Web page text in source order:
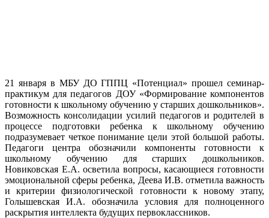
21 января в МБУ ДО ГППЦ «Потенциал» прошел семинар-
практикум для педагогов ДОУ «Формирование компонентов
готовности к школьному обучению у старших дошкольников».
Возможность консолидации усилий педагогов и родителей в
процессе подготовки ребенка к школьному обучению
подразумевает четкое понимание цели этой большой работы.
Педагоги центра обозначили компоненты готовности к
школьному обучению для старших дошкольников.
Новиковская Е.А. осветила вопросы, касающиеся готовности
эмоциональной сферы ребенка, Деева И.В. отметила важность
и критерии физиологической готовности к новому этапу,
Голышевская И.А. обозначила условия для полноценного
раскрытия интеллекта будущих первоклассников.